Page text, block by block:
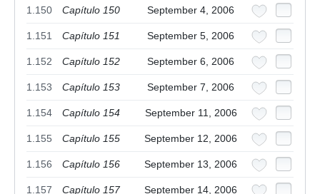
1.150 Capítulo 150 September 4, 2006
1.151 Capítulo 151 September 5, 2006
1.152 Capítulo 152 September 6, 2006
1.153 Capítulo 153 September 7, 2006
1.154 Capítulo 154 September 11, 2006
1.155 Capítulo 155 September 12, 2006
1.156 Capítulo 156 September 13, 2006
1.157 Capítulo 157 September 14, 2006